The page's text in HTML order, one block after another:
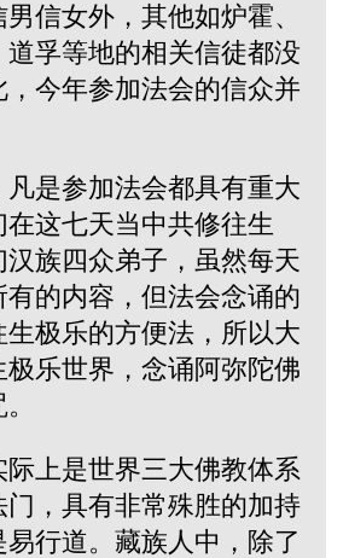
信女外，其他如炉霍、
道孚等地的相关信徒都没
今年参加法会的信众并
是参加法会都具有重大
这七天当中共修往生
族四众弟子，虽然每天
的内容，但法会念诵的
极乐的方便法，所以大
极乐世界，念诵阿弥陀佛
上是世界三大佛教体系
，具有非常殊胜的加持
行道。藏族人中，除了